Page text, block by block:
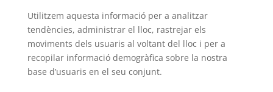
Utilitzem aquesta informació per a analitzar
tendències, administrar el lloc, rastrejar els
moviments dels usuaris al voltant del lloc i per a
recopilar informació demogràfica sobre la nostra
base d’usuaris en el seu conjunt.